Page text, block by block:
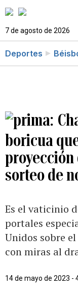
7 de agosto de 2026
Deportes
boricua
sorteo de
Es el vaticinio
portales
Unidos sobre
con miras al
14 de mayo de 2023 -